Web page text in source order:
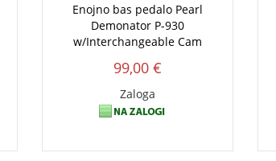
Enojno bas pedalo Pearl
Demonator P-930
w/Interchangeable Cam
99,00 €
Zaloga